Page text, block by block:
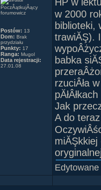
~~~~~~~
-
- SkaÂły
- To
- Kim.
- Nie. Nie
~ ~~~~~~
- ...
-
oczami,
widziaÂła.
- Nie. -
PoczÂątkujÂący
forumowicz
Postów: 13
Dom: Brak
przydziału
Punkty: 17
Ranga: Mugol
Data rejestracji:
27.01.08
w 2000
biblioteki,
trawiĂŞ).
babka
rzuciÂła
Jak
A do